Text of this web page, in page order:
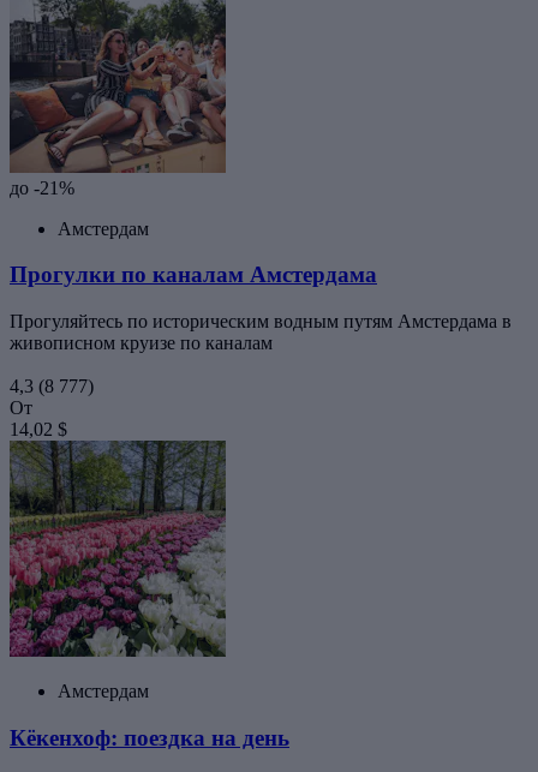
до -21%
Амстердам
Прогулки по каналам Амстердама
Прогуляйтесь по историческим водным путям Амстердама в
живописном круизе по каналам
4,3 (8 777)
От
14,02 $
Амстердам
Кёкенхоф: поездка на день